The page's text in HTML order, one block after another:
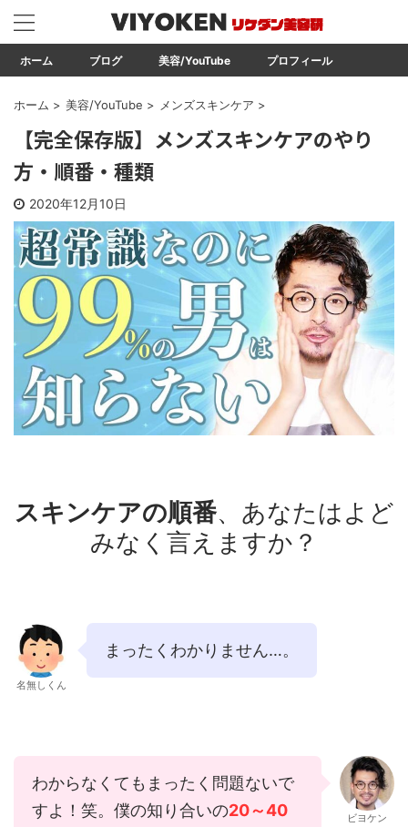
ホーム ブログ 美容/YouTube プロフィール
ホーム > 美容/YouTube > メンズスキンケア >
【完全保存版】メンズスキンケアのやり
方・順番・種類
2020年12月10日
スキンケアの順番、あなたはよど
みなく言えますか？
名無しくん
まったくわかりません…。
わからなくてもまったく問題ないで
すよ！笑。僕の知り合いの20～40
ビヨケン